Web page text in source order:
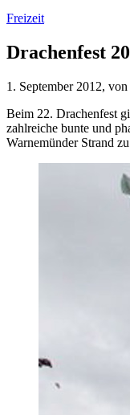
Freizeit
Drachenfest
1. September 2012, von
Beim 22. Drachenfest
zahlreiche bunte und
Warnemünder Strand